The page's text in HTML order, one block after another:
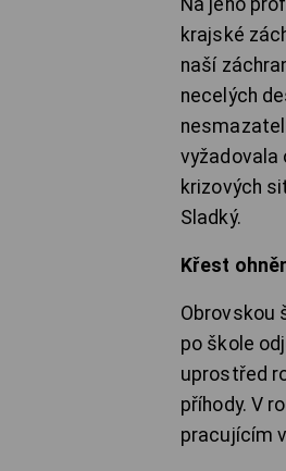
Na jeho
krajské
naší
necelých
vyžadovala
krizových
Sladký.
Křest
Obrovskou
po škole
uprostřed
příhody. V
pracujícím